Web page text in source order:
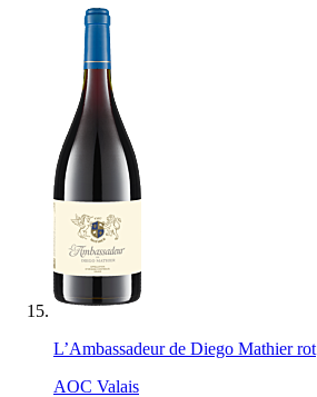
L’Ambassadeur de Diego Mathier rot
AOC Valais